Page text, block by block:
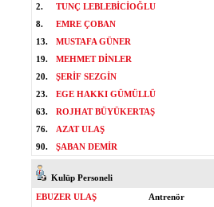
2.
TUNÇ LEBLEBİCİOĞLU
8.
EMRE ÇOBAN
13.
MUSTAFA GÜNER
19.
MEHMET DİNLER
20.
ŞERİF SEZGİN
23.
EGE HAKKI GÜMÜLLÜ
63.
ROJHAT BÜYÜKERTAŞ
76.
AZAT ULAŞ
90.
ŞABAN DEMİR
Kulüp Personeli
EBUZER ULAŞ
Antrenör